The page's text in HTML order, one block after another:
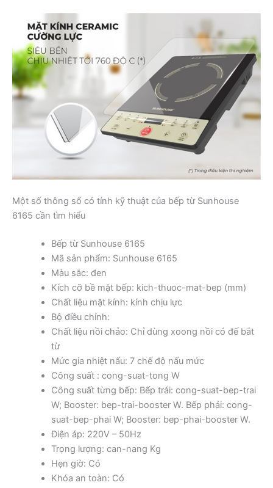
Một số thông số có tính kỹ thuật của bếp từ Sunhouse
6165 cần tìm hiểu
Bếp từ Sunhouse 6165
Mã sản phẩm: Sunhouse 6165
Màu sắc: đen
Kích cỡ bề mặt bếp: kich-thuoc-mat-bep (mm)
Chất liệu mặt kính: kính chịu lực
Bộ điều chỉnh:
Chất liệu nồi chảo: Chỉ dùng xoong nồi có đế bắt
từ
Mức gia nhiệt nấu: 7 chế độ nấu mức
Công suất : cong-suat-tong W
Công suất từng bếp: Bếp trái: cong-suat-bep-trai
W; Booster: bep-trai-booster W. Bếp phải: cong-
suat-bep-phai W; Booster: bep-phai-booster W.
Điện áp: 220V – 50Hz
Trọng lượng: can-nang Kg
Hẹn giờ: Có
Khóa an toàn: Có